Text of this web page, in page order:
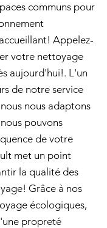
communs pour
Appelez-
votre nettoyage
aujourd'hui!. L'un
de notre service
nous adaptons
pouvons
de votre
met un point
la qualité des
Grâce à nos
écologiques,
propreté